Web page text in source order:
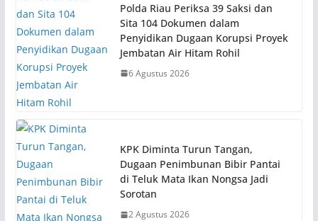
Polda Riau Periksa 39 Saksi dan
Sita 104 Dokumen dalam
Penyidikan Dugaan Korupsi Proyek
Jembatan Air Hitam Rohil
6 Agustus 2026
KPK Diminta Turun Tangan,
Dugaan Penimbunan Bibir Pantai
di Teluk Mata Ikan Nongsa Jadi
Sorotan
2 Agustus 2026